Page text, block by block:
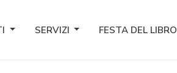
SERVIZI FESTA DEL LIBRO